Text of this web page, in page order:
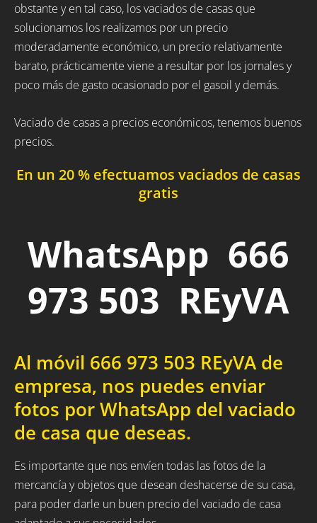
obstante y en tal caso, los vaciados de casas que
solucionamos los realizamos por un precio
moderadamente económico, un precio relativamente
barato, prácticamente viene a resultar por los jornales y
poco más de gasto ocasionado por el gasoil y demás.
Vaciado de casas a precios económicos, tenemos buenos
precios.
En un 20 % efectuamos vaciados de casas
gratis
WhatsApp 666
973 503 REyVA
Al móvil 666 973 503 REyVA de
empresa, nos puedes enviar
fotos por WhatsApp del vaciado
de casa que deseas.
Es importante que nos envíen todas las fotos de la
mercancía y objetos que desean deshacerse de su casa,
para poder darle un buen precio del vaciado de casa